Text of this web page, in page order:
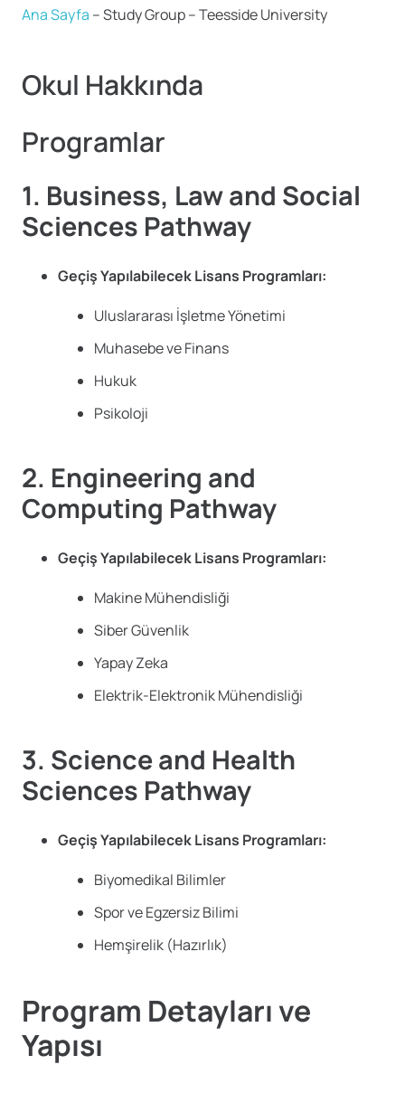
Ana Sayfa –Study Group – Teesside University
Okul Hakkında
Programlar
1. Business, Law and Social
Sciences Pathway
Geçiş Yapılabilecek Lisans Programları:
Uluslararası İşletme Yönetimi
Muhasebe ve Finans
Hukuk
Psikoloji
2. Engineering and
Computing Pathway
Geçiş Yapılabilecek Lisans Programları:
Makine Mühendisliği
Siber Güvenlik
Yapay Zeka
Elektrik-Elektronik Mühendisliği
3. Science and Health
Sciences Pathway
Geçiş Yapılabilecek Lisans Programları:
Biyomedikal Bilimler
Spor ve Egzersiz Bilimi
Hemşirelik (Hazırlık)
Program Detayları ve
Yapısı